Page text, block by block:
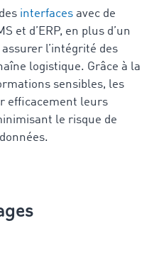
interfaces avec de
et d’ERP, en plus d’un
l’intégrité des
logistique. Grâce à la
sensibles, les
efficacement leurs
le risque de